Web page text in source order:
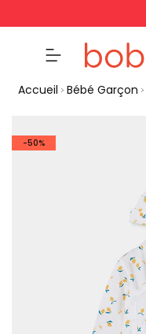
Accueil Bébé Garçon
-50%